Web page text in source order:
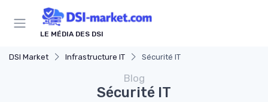
LE MÉDIA DES DSI
DSI Market Infrastructure IT Sécurité IT
Blog
Sécurité IT
Panneau de gestion des cookies